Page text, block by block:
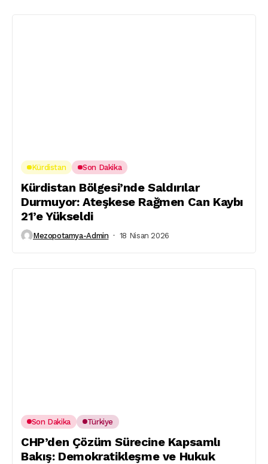
Kürdistan Son Dakika
Kürdistan Bölgesi’nde Saldırılar
Durmuyor: Ateşkese Rağmen Can Kaybı
21’e Yükseldi
Mezopotamya-Admin 18 Nisan 2026
Son Dakika Türkiye
CHP’den Çözüm Sürecine Kapsamlı
Bakış: Demokratikleşme ve Hukuk